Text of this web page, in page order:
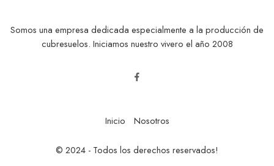
Somos una empresa dedicada especialmente a la producción de
cubresuelos. Iniciamos nuestro vivero el año 2008
Inicio Nosotros
© 2024 - Todos los derechos reservados!